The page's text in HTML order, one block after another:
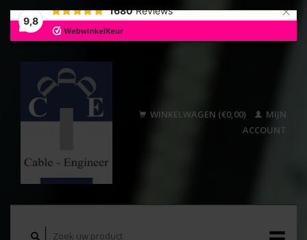
9,8
1680 Reviews ×
WINKELWAGEN (€0,00)
MIJN
ACCOUNT